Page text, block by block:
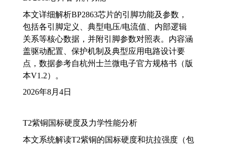
本文详细解析BP2863芯片的引脚功能及参数，
包括各引脚定义、典型电压/电流值、内部逻辑
关系等核心数据，并附引脚参数对照表。内容涵
盖驱动配置、保护机制及典型应用电路设计要
点，数据参考自杭州士兰微电子官方规格书（版
本V1.2）。
2026年8月4日
T2紫铜国标硬度及力学性能分析
本文系统解读T2紫铜的国标硬度和抗拉强度（包